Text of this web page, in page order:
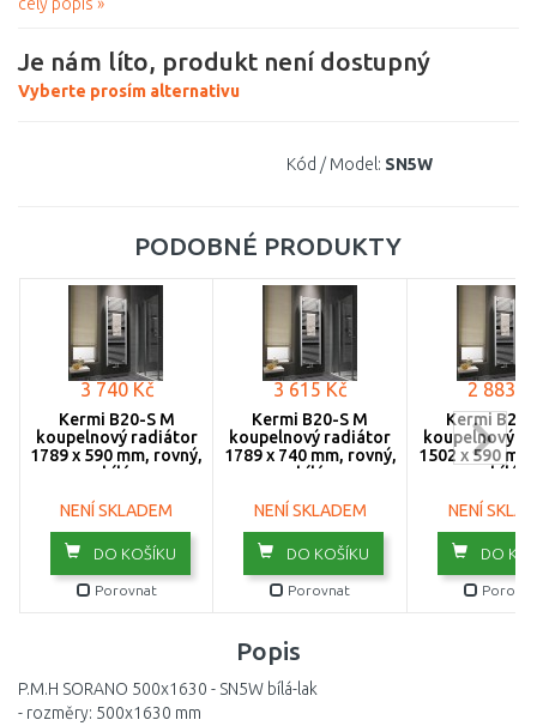
Je nám líto, produkt není dostupný
Vyberte prosím alternativu
Kód / Model: SN5W
PODOBNÉ PRODUKTY
3 740 Kč
Kermi B20-S M
koupelnový radiátor
1789 x 590 mm, rovný,
bílá
NENÍ SKLADEM
DO KOŠÍKU
Porovnat
3 615 Kč
Kermi B20-S M
koupelnový radiátor
1789 x 740 mm, rovný,
bílá
NENÍ SKLADEM
DO KOŠÍKU
Porovnat
2 883
Kermi B20-
koupelnový
1502 x 590
bílá
NENÍ
DO
Popis
P.M.H SORANO 500x1630 - SN5W bílá-lak
- rozměry: 500x1630 mm